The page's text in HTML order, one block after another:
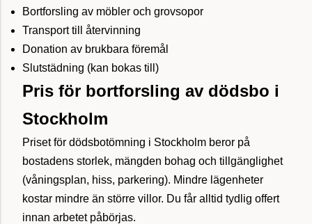
Bortforsling av möbler och grovsopor
Transport till återvinning
Donation av brukbara föremål
Slutstädning (kan bokas till)
Pris för bortforsling av dödsbo i
Stockholm
Priset för dödsbotömning i Stockholm beror på
bostadens storlek, mängden bohag och tillgänglighet
(våningsplan, hiss, parkering). Mindre lägenheter
kostar mindre än större villor. Du får alltid tydlig offert
innan arbetet påbörjas.